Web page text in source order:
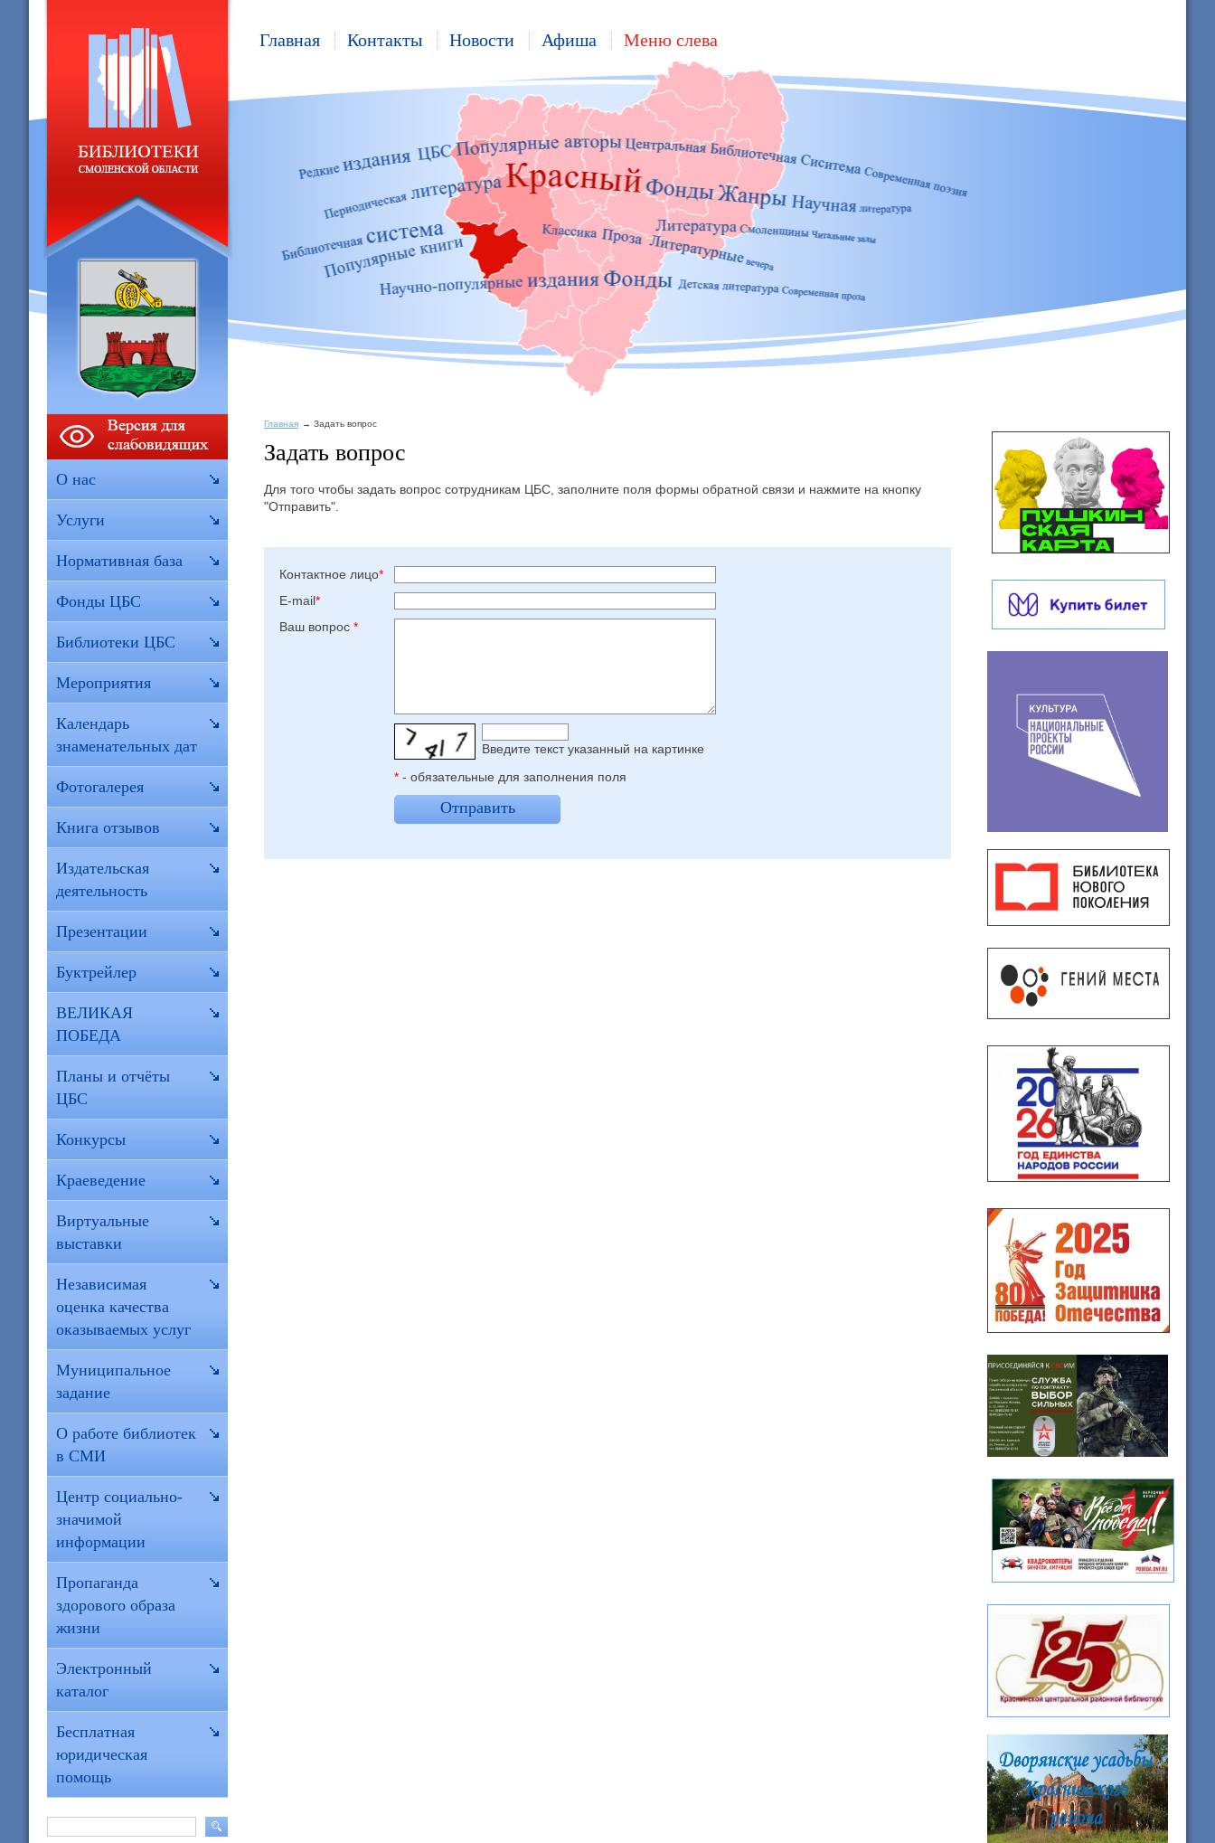
Главная Контакты Новости Афиша Меню слева
Главная Задать вопрос
Задать вопрос
Для того чтобы задать вопрос сотрудникам ЦБС, заполните поля формы обратной связи и нажмите на кнопку
"Отправить".
Контактное лицо*
E-mail*
Ваш вопрос *
Введите текcт указанный на картинке
* - обязательные для заполнения поля
Отправить
О нас
Услуги
Нормативная база
Фонды ЦБС
Библиотеки ЦБС
Мероприятия
Календарь
знаменательных дат
Фотогалерея
Книга отзывов
Издательская
деятельность
Презентации
Буктрейлер
ВЕЛИКАЯ
ПОБЕДА
Планы и отчёты
ЦБС
Конкурсы
Краеведение
Виртуальные
выставки
Независимая
оценка качества
оказываемых услуг
Муниципальное
задание
О работе библиотек
в СМИ
Центр социально-
значимой
информации
Пропаганда
здорового образа
жизни
Электронный
каталог
Бесплатная
юридическая
помощь